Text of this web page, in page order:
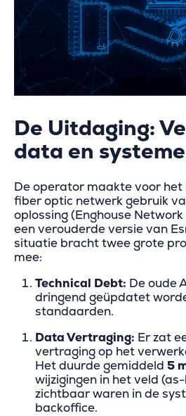
De Uitdaging:
data en
De operator maakte voor het
fiber optic netwerk gebruik
oplossing (Enghouse
een verouderde versie van
situatie bracht twee grote
mee:
Technical Debt: De oude
dringend geüpdatet
standaarden.
Data Vertraging: Er zat
vertraging op het
Het duurde gemiddeld 5
wijzigingen in het veld
zichtbaar waren in de
backoffice.